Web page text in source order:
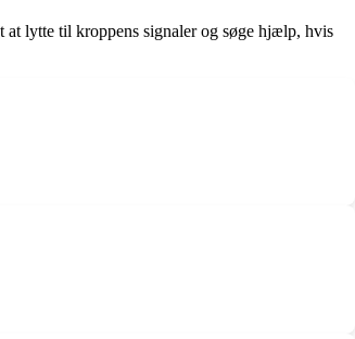
at lytte til kroppens signaler og søge hjælp, hvis